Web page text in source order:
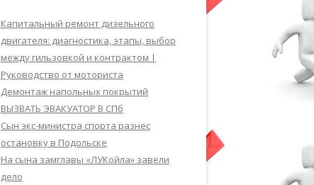
Капитальный ремонт дизельного
двигателя: диагностика, этапы, выбор
между гильзовкой и контрактом |
Руководство от моториста
Демонтаж напольных покрытий
ВЫЗВАТЬ ЭВАКУАТОР В СПб
Сын экс-министра спорта разнес
остановку в Подольске
На сына замглавы «ЛУКойла» завели
дело